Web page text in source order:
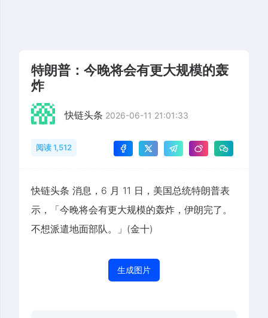
特朗普：今晚将会有更大规模的轰
炸
快链头条 2026-06-11 21:01:33
阅读 1,512
快链头条 消息，6 月 11 日，美国总统特朗普表
示，「今晚将会有更大规模的轰炸，伊朗完了。
不想派遣地面部队。」(金十)
生成图片